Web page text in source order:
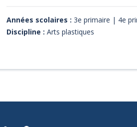
l'occasion d'apprécier quelques affiches
peintre Marc Chagall. Il faudra adapter
aux nouveaux outils de dessin.
Années scolaires : 3e primaire | 4e
Discipline : Arts plastiques